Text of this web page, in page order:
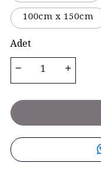
100cm x 150cm
Adet